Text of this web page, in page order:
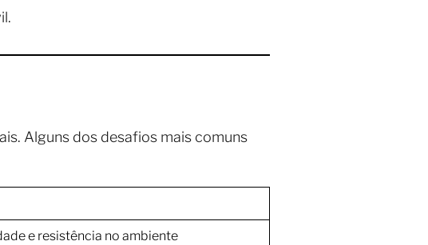
Alguns dos desafios mais comuns
e resistência no ambiente